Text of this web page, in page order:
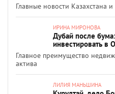
Главные новости Казахстана
ИРИНА МИРОНОВА
Дубай после
инвестировать в
Главное преимущество
актива
ЛИЛИЯ МАНЬШИНА